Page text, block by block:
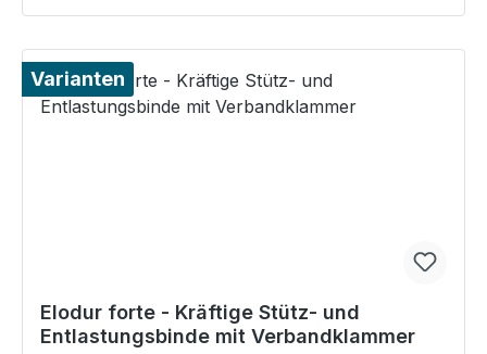
Varianten
Elodur forte - Kräftige Stütz- und
Entlastungsbinde mit Verbandklammer